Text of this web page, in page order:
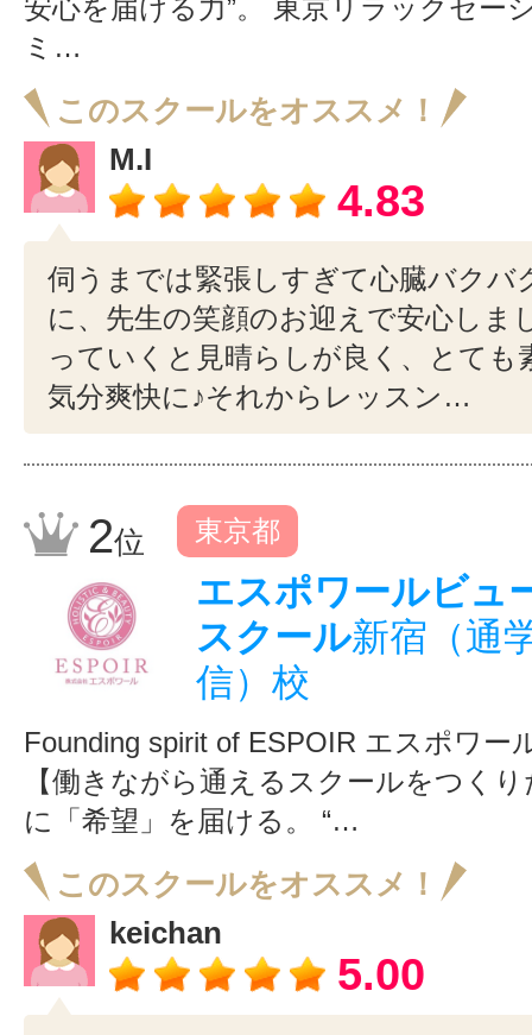
安心を届ける力”。 東京リラックセー
ミ…
このスクールをオススメ！
M.I
4.83
伺うまでは緊張しすぎて心臓バクバ
に、先生の笑顔のお迎えで安心しま
っていくと見晴らしが良く、とても
気分爽快に♪それからレッスン…
2位 東京都
エスポワールビュ
スクール新宿（通
信）校
Founding spirit of ESPOIR エスポワー
【働きながら通えるスクールをつく
に「希望」を届ける。 “…
このスクールをオススメ！
keichan
5.00